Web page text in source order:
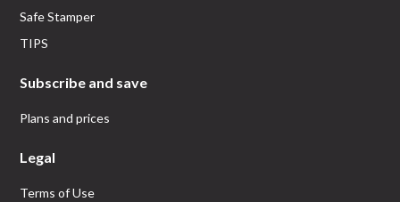
Safe Stamper
TIPS
Subscribe and save
Plans and prices
Legal
Terms of Use